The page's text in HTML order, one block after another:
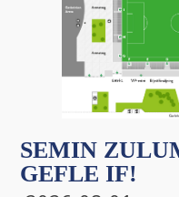
SEMIN
GEFLE IF!